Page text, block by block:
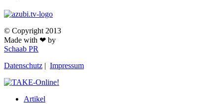
© Copyright 2013
Made with ❤ by
Schaab PR
Datenschutz | Impressum
Artikel